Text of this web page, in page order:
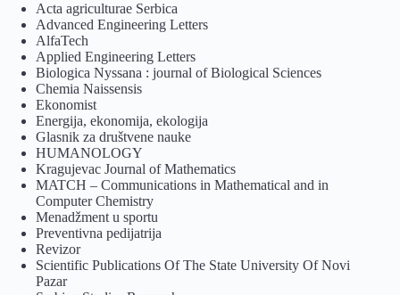
Acta agriculturae Serbica
Advanced Engineering Letters
AlfaTech
Applied Engineering Letters
Biologica Nyssana : journal of Biological Sciences
Chemia Naissensis
Ekonomist
Energija, ekonomija, ekologija
Glasnik za društvene nauke
HUMANOLOGY
Kragujevac Journal of Mathematics
MATCH – Communications in Mathematical and in
Computer Chemistry
Menadžment u sportu
Preventivna pedijatrija
Revizor
Scientific Publications Of The State University Of Novi
Pazar